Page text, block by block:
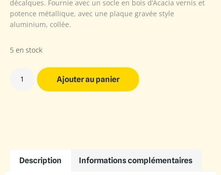
décalques. Fournie avec un socle en bois d’Acacia vernis et
potence métallique, avec une plaque gravée style
aluminium, collée.
5 en stock
Ajouter au panier
Description Informations complémentaires